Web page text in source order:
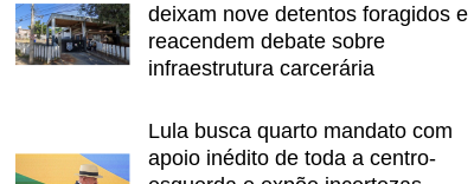
deixam nove detentos foragidos e
reacendem debate sobre
infraestrutura carcerária
Lula busca quarto mandato com
apoio inédito de toda a centro-